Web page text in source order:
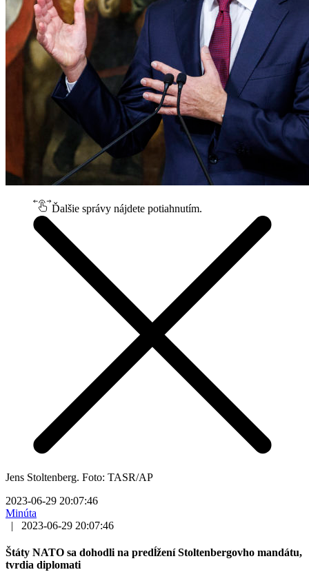
Ďalšie správy nájdete potiahnutím.
Jens Stoltenberg. Foto: TASR/AP
2023-06-29 20:07:46
Minúta
|
2023-06-29 20:07:46
Štáty NATO sa dohodli na predĺžení Stoltenbergovho mandátu,
tvrdia diplomati